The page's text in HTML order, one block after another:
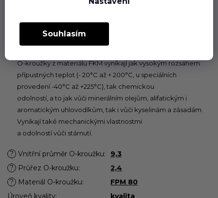
Souhlasím
povolených pro příslušný pryžový materiál.
O-kroužky z materiálu FKM vynikají jak vysokým rozsahem
přípustných teplot (- 20°C až + 200°C, u speciálních
provedení -40°C až +225°C), tak chemickou
odolností, a to jak vůči minerálním olejům, alifatickým i
aromatickým uhlovodíkům, tak i vůči kyselinám a zásadám.
Vynikají také mechanickými vlastnostmi
a odolností vůči stárnutí.
? Vnitřní průměr O-kroužku:
9,3
?
Průřez O-kroužku:
2,4
?
Materiál O-kroužku:
FPM 80
Úroveň kvality: kvalita